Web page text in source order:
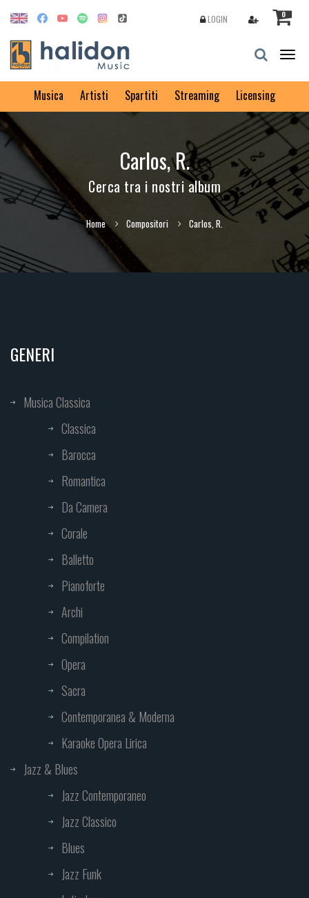
0
LOGIN
Musica Artisti Spartiti Streaming Licensing
Carlos, R.
Cerca tra i nostri album
Home Compositori Carlos, R.
GENERI
Musica Classica
Classica
Barocca
Romantica
Da Camera
Corale
Balletto
Pianoforte
Archi
Compilation
Opera
Sacra
Contemporanea & Moderna
Karaoke Opera Lirica
Jazz & Blues
Jazz Contemporaneo
Jazz Classico
Blues
Jazz Funk